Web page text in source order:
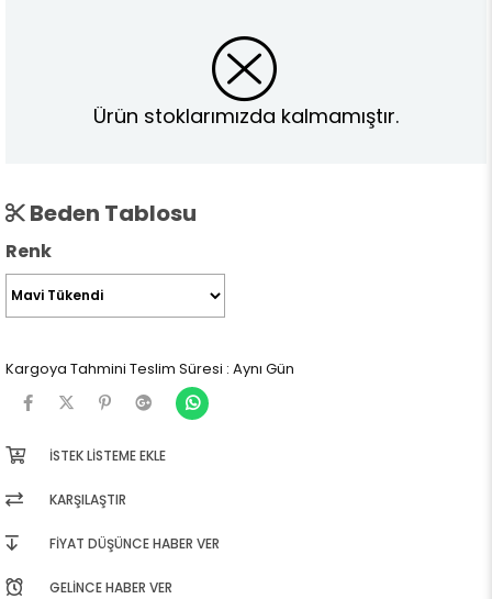
Ürün stoklarımızda kalmamıştır.
Beden Tablosu
Renk
Kargoya Tahmini Teslim Süresi : Aynı Gün
İSTEK LISTEME EKLE
KARŞILAŞTIR
FIYAT DÜŞÜNCE HABER VER
GELINCE HABER VER